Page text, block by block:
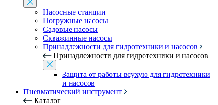
Насосные станции
Погружные насосы
Садовые насосы
Скважинные насосы
Принадлежности для гидротехники и насосов
Принадлежности для гидротехники и насосов
Защита от работы всухую для гидротехники
и насосов
Пневматический инструмент
Каталог